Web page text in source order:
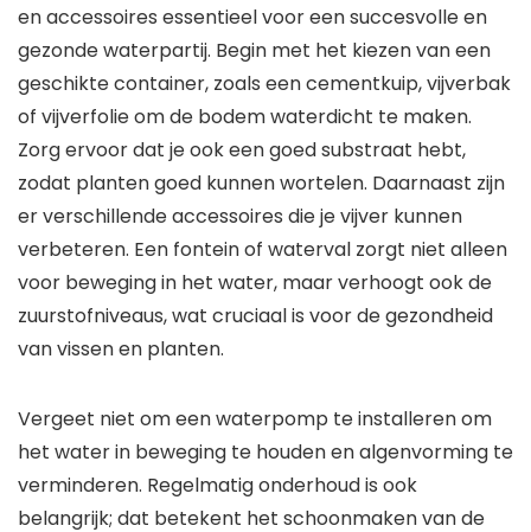
en accessoires essentieel voor een succesvolle en
gezonde waterpartij. Begin met het kiezen van een
geschikte container, zoals een cementkuip, vijverbak
of vijverfolie om de bodem waterdicht te maken.
Zorg ervoor dat je ook een goed substraat hebt,
zodat planten goed kunnen wortelen. Daarnaast zijn
er verschillende accessoires die je vijver kunnen
verbeteren. Een fontein of waterval zorgt niet alleen
voor beweging in het water, maar verhoogt ook de
zuurstofniveaus, wat cruciaal is voor de gezondheid
van vissen en planten.
Vergeet niet om een waterpomp te installeren om
het water in beweging te houden en algenvorming te
verminderen. Regelmatig onderhoud is ook
belangrijk; dat betekent het schoonmaken van de